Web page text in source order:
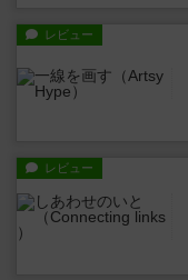
レビュー
レビュー